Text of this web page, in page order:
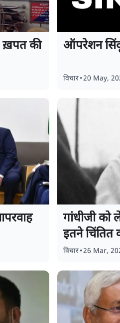
ख़पत की
ऑपरेशन
विचार•20 May,
गांधीजी को
इतने चिंतित
विचार•26 Mar,